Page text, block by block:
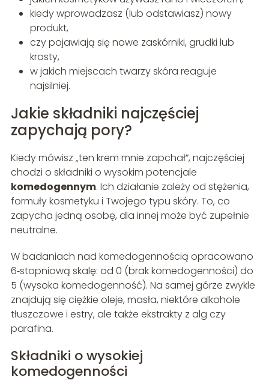
kiedy wprowadzasz (lub odstawiasz) nowy
produkt,
czy pojawiają się nowe zaskórniki, grudki lub
krosty,
w jakich miejscach twarzy skóra reaguje
najsilniej.
Jakie składniki najczęściej
zapychają pory?
Kiedy mówisz „ten krem mnie zapchał”, najczęściej
chodzi o składniki o wysokim potencjale
komedogennym. Ich działanie zależy od stężenia,
formuły kosmetyku i Twojego typu skóry. To, co
zapycha jedną osobę, dla innej może być zupełnie
neutralne.
W badaniach nad komedogennością opracowano
6‑stopniową skalę: od 0 (brak komedogenności) do
5 (wysoka komedogenność). Na samej górze zwykle
znajdują się ciężkie oleje, masła, niektóre alkohole
tłuszczowe i estry, ale także ekstrakty z alg czy
parafina.
Składniki o wysokiej
komedogenności